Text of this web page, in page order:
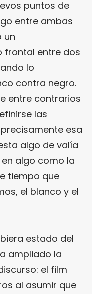
puntos de
entre ambas
un
frontal entre dos
lo
contra negro.
entre contrarios
las
esa
algo de valía
en algo como la
tiempo que
el blanco y el
estado del
ampliado la
el film
al asumir que